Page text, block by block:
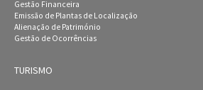
Gestão Financeira
Emissão de Plantas de Localização
Alienação de Património
Gestão de Ocorrências
TURISMO